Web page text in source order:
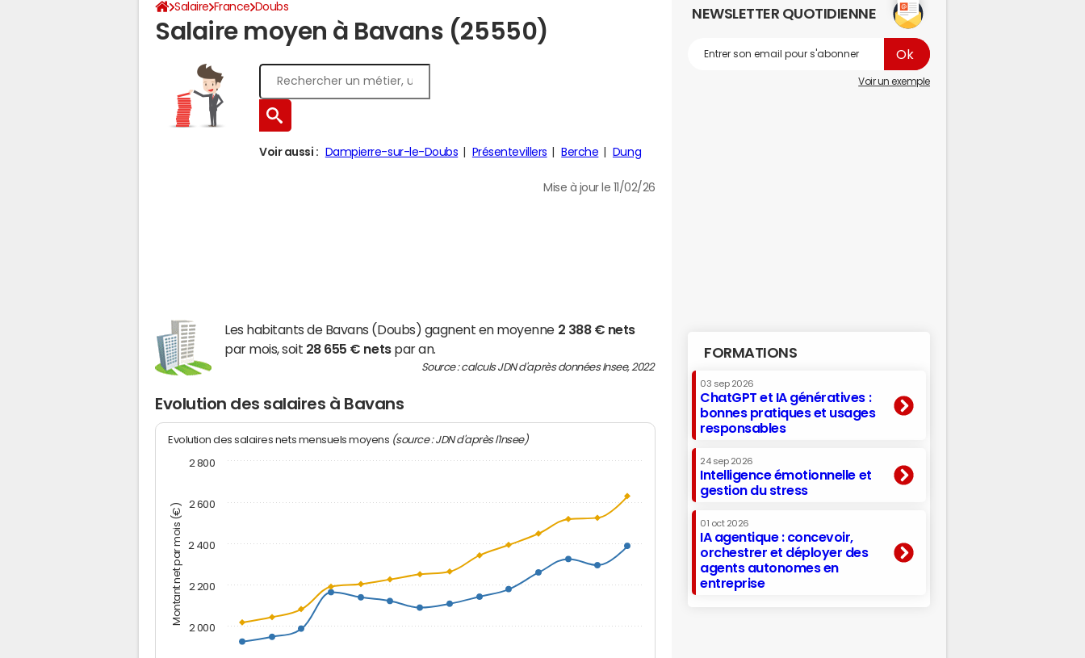
Salaire France Doubs
Salaire moyen à Bavans (25550)
Voir aussi : Dampierre-sur-le-Doubs Présentevillers Berche Dung
Mise à jour le 11/02/26
Les habitants de Bavans (Doubs) gagnent en moyenne 2 388 € nets
par mois, soit 28 655 € netspar an.
Source : calculs JDN d'après données Insee, 2022
Evolution des salaires à Bavans
Montant net par mois (€)
Evolution des salaires nets mensuels moyens (source : JDN d'après l'Insee)
2 000
2 200
2 400
2 600
2 800
NEWSLETTER QUOTIDIENNE
Voir un exemple
FORMATIONS
03 sep 2026
ChatGPT et IA génératives :
bonnes pratiques et usages
responsables
24 sep 2026
Intelligence émotionnelle et
gestion du stress
01 oct 2026
IA agentique : concevoir,
orchestrer et déployer des
agents autonomes en
entreprise